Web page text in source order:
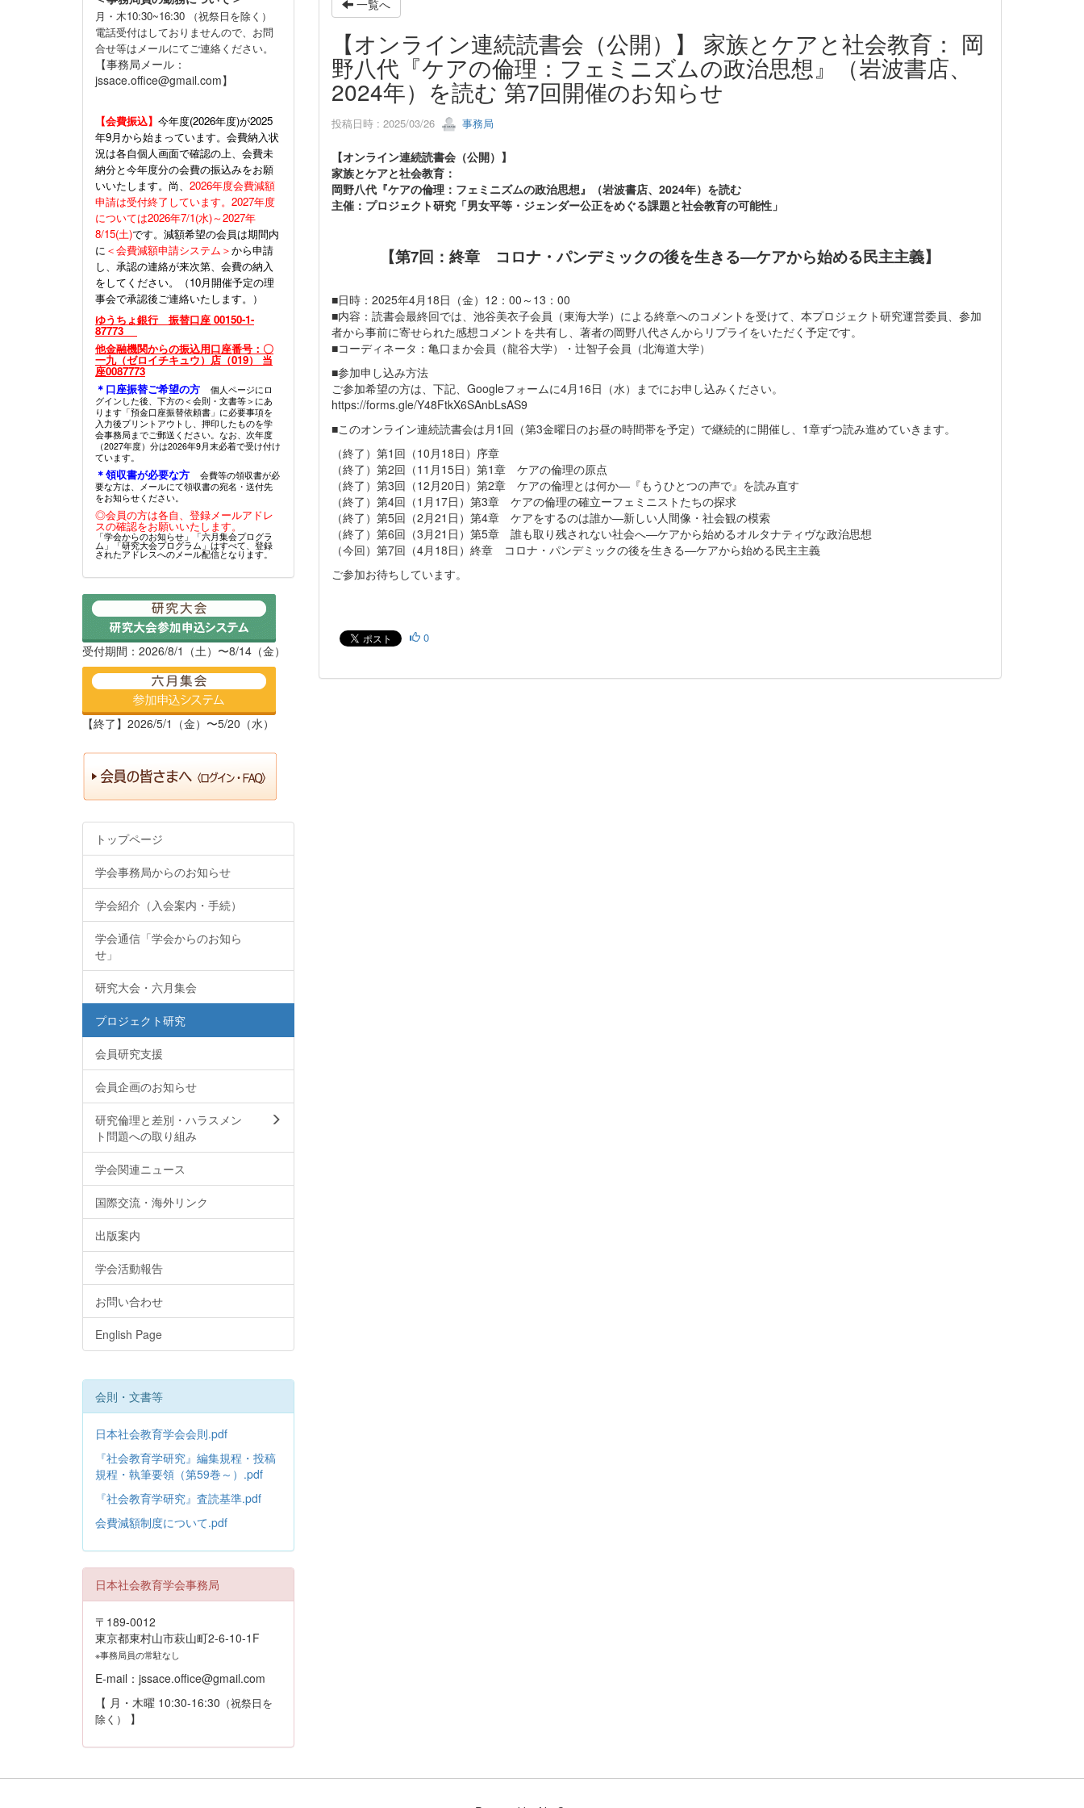
一覧へ
【オンライン連続読書会（公開）】 家族とケアと社会教育： 岡
野八代『ケアの倫理：フェミニズムの政治思想』（岩波書店、
2024年）を読む 第7回開催のお知らせ
投稿日時 : 2025/03/26 事務局
【オンライン連続読書会（公開）】
家族とケアと社会教育：
岡野八代『ケアの倫理：フェミニズムの政治思想』（岩波書店、2024年）を読む
主催：プロジェクト研究「男女平等・ジェンダー公正をめぐる課題と社会教育の可能性」
【第7回：終章 コロナ・パンデミックの後を生きる―ケアから始める民主主義】
■日時：2025年4月18日（金）12：00～13：00
■内容：読書会最終回では、池谷美衣子会員（東海大学）による終章へのコメントを受けて、本プロジェクト研究運営委員、参加
者から事前に寄せられた感想コメントを共有し、著者の岡野八代さんからリプライをいただく予定です。
■コーディネータ：亀口まか会員（龍谷大学）・辻智子会員（北海道大学）
■参加申し込み方法
ご参加希望の方は、下記、Googleフォームに4月16日（水）までにお申し込みください。
https://forms.gle/Y48FtkX6SAnbLsAS9
■このオンライン連続読書会は月1回（第3金曜日のお昼の時間帯を予定）で継続的に開催し、1章ずつ読み進めていきます。
（終了）第1回（10月18日）序章
（終了）第2回（11月15日）第1章 ケアの倫理の原点
（終了）第3回（12月20日）第2章 ケアの倫理とは何か―『もうひとつの声で』を読み直す
（終了）第4回（1月17日）第3章 ケアの倫理の確立ーフェミニストたちの探求
（終了）第5回（2月21日）第4章 ケアをするのは誰か―新しい人間像・社会観の模索
（終了）第6回（3月21日）第5章 誰も取り残されない社会へ―ケアから始めるオルタナティヴな政治思想
（今回）第7回（4月18日）終章 コロナ・パンデミックの後を生きる―ケアから始める民主主義
ご参加お待ちしています。
0
月・木10:30~16:30 （祝祭日を除く）
電話受付はしておりませんので、お問
合せ等はメールにてご連絡ください。
【事務局メール：
jssace.office@gmail.com】
【会費振込】 今年度(2026年度)が2025
年9月から始まっています。会費納入状
況は各自個人画面で確認の上、会費未
納分と今年度分の会費の振込みをお願
いいたします。尚、 2026年度会費減額
申請は受付終了しています。2027年度
については2026年7/1(水)～2027年
8/15(土)です。減額希望の会員は期間内
に ＜会費減額申請システム＞から申請
し、承認の連絡が来次第、会費の納入
をしてください。（10月開催予定の理
事会で承認後ご連絡いたします。）
ゆうちょ銀行 振替口座 00150-1-
87773
他金融機関からの振込用口座番号：〇
一九（ゼロイチキュウ）店（019） 当
座0087773
＊口座振替ご希望の方
個人ページにロ
グインした後、下方の＜会則・文書等＞にあ
ります「預金口座振替依頼書」に必要事項を
入力後プリントアウトし、押印したものを学
会事務局までご郵送ください。なお、次年度
（2027年度）分は2026年9月末必着で受け付け
ています。
＊領収書が必要な方
会費等の領収書が必
要な方は、メールにて領収書の宛名・送付先
をお知らせください。
◎会員の方は各自、登録メールアドレ
スの確認をお願いいたします。
「学会からのお知らせ」「六月集会プログラ
ム」「研究大会プログラム」はすべて、登録
されたアドレスへのメール配信となります。
受付期間：2026/8/1（土）〜8/14（金）
【終了】2026/5/1（金）〜5/20（水）
トップページ
学会事務局からのお知らせ
学会紹介（入会案内・手続）
学会通信「学会からのお知ら
せ」
研究大会・六月集会
プロジェクト研究
会員研究支援
会員企画のお知らせ
研究倫理と差別・ハラスメン
ト問題への取り組み
学会関連ニュース
国際交流・海外リンク
出版案内
学会活動報告
お問い合わせ
English Page
会則・文書等
日本社会教育学会会則.pdf
『社会教育学研究』編集規程・投稿
規程・執筆要領（第59巻～）.pdf
『社会教育学研究』査読基準.pdf
会費減額制度について.pdf
日本社会教育学会事務局
〒189-0012
東京都東村山市萩山町2-6-10-1F
※事務局員の常駐なし
E-mail：jssace.office@gmail.com
【 月・木曜 10:30-16:30 （祝祭日を
除く）
】